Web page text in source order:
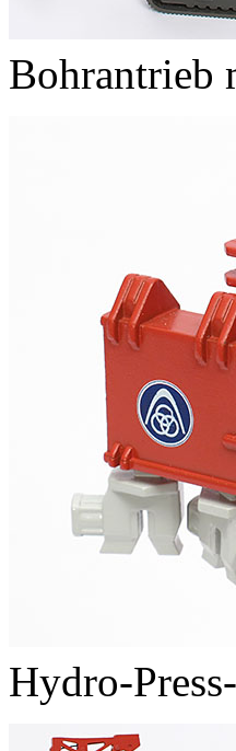
Bohrantrieb
Hydro-